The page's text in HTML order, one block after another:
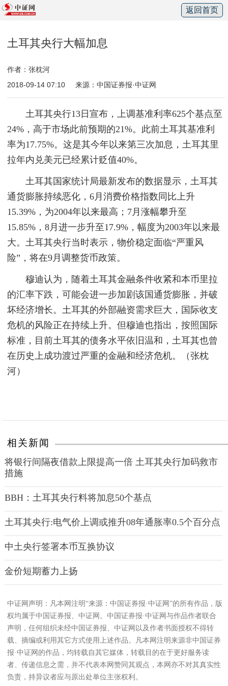
返回首页
土耳其央行大幅加息
作者：张枕河
2018-09-14 07:10
来源：中国证券报·中证网
土耳其央行13日宣布，上调基准利率625个基点至
24%，高于市场此前预期的21%。此前土耳其基准利
率为17.75%。这是其今年以来第三次加息，土耳其里
拉年内兑美元已经累计贬值40%。
土耳其国家统计局最新发布的数据显示，土耳其
通货膨胀持续恶化，6月消费价格指数同比上升
15.39%，为2004年以来最高；7月涨幅攀升至
15.85%，8月进一步升至17.9%，幅度为2003年以来最
大。土耳其央行当时表示，物价稳定面临“严重风
险”，将在9月调整货币政策。
穆迪认为，随着土耳其金融条件收紧和本币里拉
的汇率下跌，可能会进一步加剧该国通货膨胀，并破
坏经济增长。土耳其的外部融资需求巨大，国际收支
危机的风险正在持续上升。但穆迪也指出，按照国际
标准，目前土耳其的债务水平依旧温和，土耳其也曾
在历史上成功渡过严重的金融和经济危机。（张枕
河）
相关新闻
将银行间隔夜借款上限提高一倍 土耳其央行加码救市
措施
BBH：土耳其央行料将加息50个基点
土耳其央行:电气价上调或推升08年通胀率0.5个百分点
中土央行签署本币互换协议
金价短期蓄力上扬
中证网声明：凡本网注明“来源：中国证券报·中证网”的所有作品，版
权均属于中国证券报、中证网。中国证券报·中证网与作品作者联合
声明，任何组织未经中国证券报、中证网以及作者书面授权不得转
载、摘编或利用其它方式使用上述作品。凡本网注明来源非中国证券
报·中证网的作品，均转载自其它媒体，转载目的在于更好服务读
者、传递信息之需，并不代表本网赞同其观点，本网亦不对其真实性
负责，持异议者应与原出处单位主张权利。